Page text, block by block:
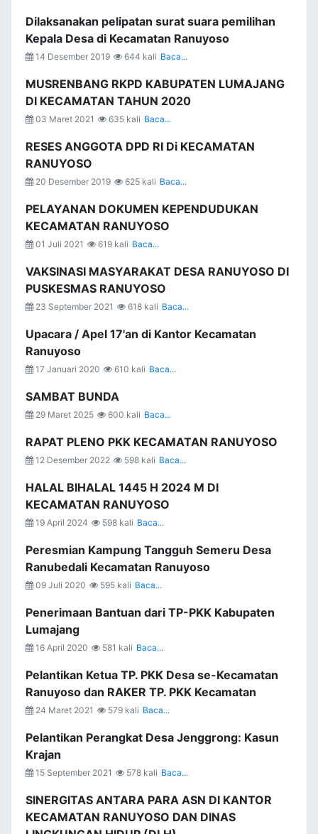
Dilaksanakan pelipatan surat suara pemilihan
Kepala Desa di Kecamatan Ranuyoso
14 Desember 2019 644 kali Baca...
MUSRENBANG RKPD KABUPATEN LUMAJANG
DI KECAMATAN TAHUN 2020
03 Maret 2021 635 kali Baca...
RESES ANGGOTA DPD RI Di KECAMATAN
RANUYOSO
20 Desember 2019 625 kali Baca...
PELAYANAN DOKUMEN KEPENDUDUKAN
KECAMATAN RANUYOSO
01 Juli 2021 619 kali Baca...
VAKSINASI MASYARAKAT DESA RANUYOSO DI
PUSKESMAS RANUYOSO
23 September 2021 618 kali Baca...
Upacara / Apel 17'an di Kantor Kecamatan
Ranuyoso
17 Januari 2020 610 kali Baca...
SAMBAT BUNDA
29 Maret 2025 600 kali Baca...
RAPAT PLENO PKK KECAMATAN RANUYOSO
12 Desember 2022 598 kali Baca...
HALAL BIHALAL 1445 H 2024 M DI
KECAMATAN RANUYOSO
19 April 2024 598 kali Baca...
Peresmian Kampung Tangguh Semeru Desa
Ranubedali Kecamatan Ranuyoso
09 Juli 2020 595 kali Baca...
Penerimaan Bantuan dari TP-PKK Kabupaten
Lumajang
16 April 2020 581 kali Baca...
Pelantikan Ketua TP. PKK Desa se-Kecamatan
Ranuyoso dan RAKER TP. PKK Kecamatan
24 Maret 2021 579 kali Baca...
Pelantikan Perangkat Desa Jenggrong: Kasun
Krajan
15 September 2021 578 kali Baca...
SINERGITAS ANTARA PARA ASN DI KANTOR
KECAMATAN RANUYOSO DAN DINAS